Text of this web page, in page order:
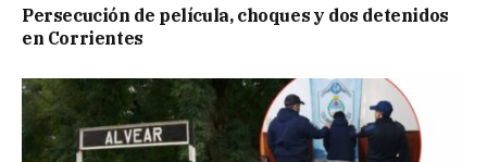
Persecución de película, choques y dos detenidos
en Corrientes